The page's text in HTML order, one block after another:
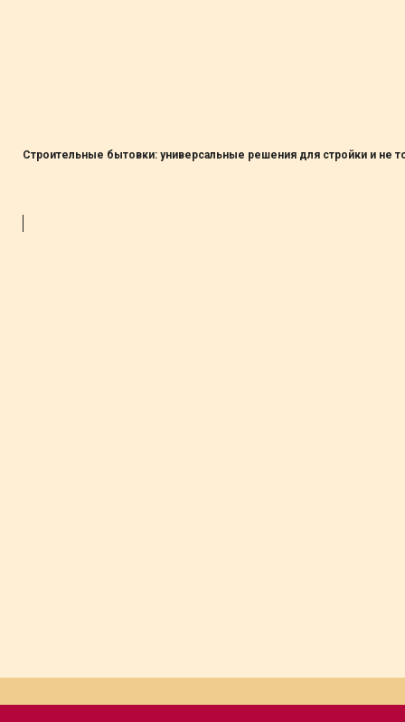
Строительные бытовки: универсальные решения для стройки и не